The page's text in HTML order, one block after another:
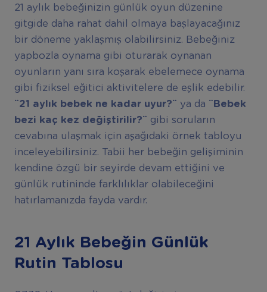
21 aylık bebeğinizin günlük oyun düzenine
gitgide daha rahat dahil olmaya başlayacağınız
bir döneme yaklaşmış olabilirsiniz. Bebeğiniz
yapbozla oynama gibi oturarak oynanan
oyunların yanı sıra koşarak ebelemece oynama
gibi fiziksel eğitici aktivitelere de eşlik edebilir.
¨21 aylık bebek ne kadar uyur?¨ ya da ¨Bebek
bezi kaç kez değiştirilir?¨ gibi soruların
cevabına ulaşmak için aşağıdaki örnek tabloyu
inceleyebilirsiniz. Tabii her bebeğin gelişiminin
kendine özgü bir seyirde devam ettiğini ve
günlük rutininde farklılıklar olabileceğini
hatırlamanızda fayda vardır.
21 Aylık Bebeğin Günlük
Rutin Tablosu